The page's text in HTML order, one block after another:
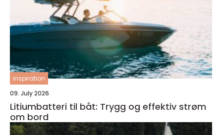
inspiration
09. July 2026
Litiumbatteri til båt: Trygg og effektiv strøm
om bord